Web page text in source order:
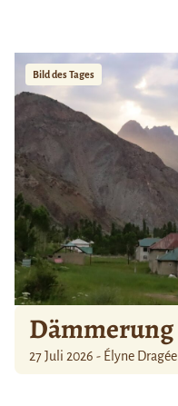
Bild des Tages
Dämmerung
27 Juli 2026 - Élyne Dragée